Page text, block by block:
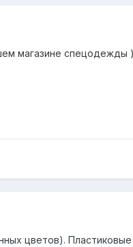
магазине
цветов).